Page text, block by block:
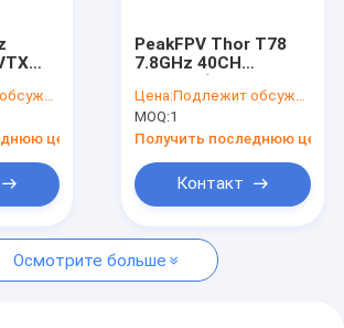
цену
PeakFPV Thor T78
7.8GHz 40CH
VTX с
регулируемым
видеопередатчиком
мВт
Цена:Подлежит обсуждению
MOQ:1
Получить последнюю цену
Контакт
Осмотрите больше